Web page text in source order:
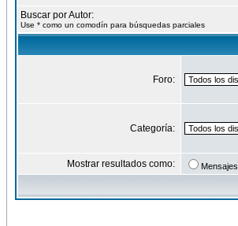
Buscar por Autor:
Use * como un comodín para búsquedas parciales
Foro:
Categoría:
Mostrar resultados como: Mensajes